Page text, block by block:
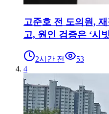
고준호 전 도의원,
고, 원인 검증은 ‘시
2시간 전
53
4